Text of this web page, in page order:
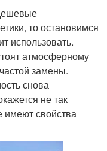
то остановимся
использовать.
атмосферному
замены.
снова
не так
имеют свойства